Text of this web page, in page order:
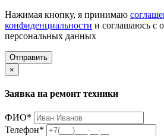
Нажимая кнопку, я принимаю
конфиденциальности и соглашаюсь с
персональных данных
Отправить
×
Заявка на ремонт техники
ФИО*
Телефон*